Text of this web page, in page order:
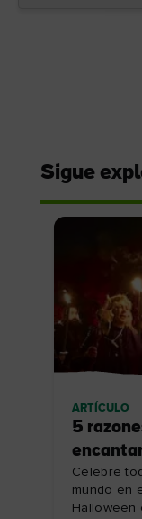
Sigue
ARTÍCULO
5
Celebre
mundo en
Halloween